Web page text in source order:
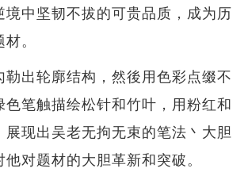
境中坚韧不拔的可贵品质，成为历
。
勒出轮廓结构，然後用色彩点缀不
色笔触描绘松针和竹叶，用粉红和
现出吴老无拘无束的笔法丶大胆
对题材的大胆革新和突破。